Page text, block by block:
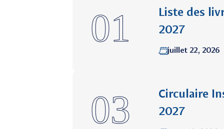
Liste des
2027
juillet 22, 2026
Circulaire
2027